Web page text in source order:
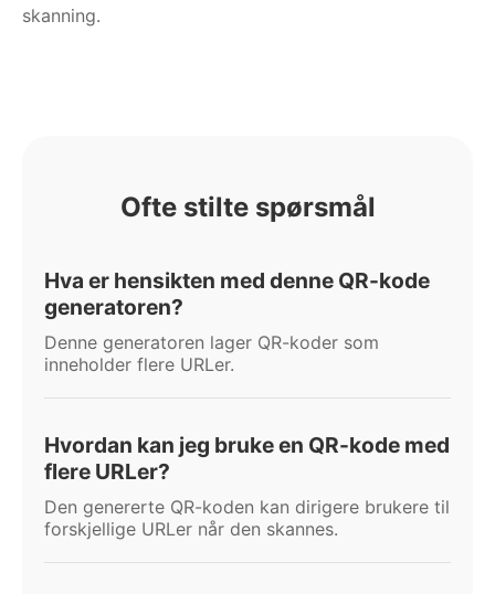
skanning.
Ofte stilte spørsmål
Hva er hensikten med denne QR-kode
generatoren?
Denne generatoren lager QR-koder som
inneholder flere URLer.
Hvordan kan jeg bruke en QR-kode med
flere URLer?
Den genererte QR-koden kan dirigere brukere til
forskjellige URLer når den skannes.